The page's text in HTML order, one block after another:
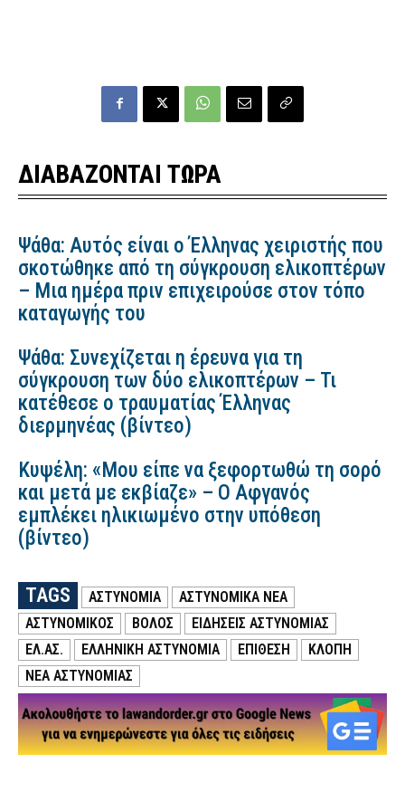
ΔΙΑΒΑΖΟΝΤΑΙ ΤΩΡΑ
Ψάθα: Αυτός είναι ο Έλληνας χειριστής που
σκοτώθηκε από τη σύγκρουση ελικοπτέρων
– Μια ημέρα πριν επιχειρούσε στον τόπο
καταγωγής του
Ψάθα: Συνεχίζεται η έρευνα για τη
σύγκρουση των δύο ελικοπτέρων – Τι
κατέθεσε ο τραυματίας Έλληνας
διερμηνέας (βίντεο)
Κυψέλη: «Μου είπε να ξεφορτωθώ τη σορό
και μετά με εκβίαζε» – Ο Αφγανός
εμπλέκει ηλικιωμένο στην υπόθεση
(βίντεο)
TAGS ΑΣΤΥΝΟΜΙΑ
ΑΣΤΥΝΟΜΙΚΑ ΝΕΑ
ΑΣΤΥΝΟΜΙΚΟΣ
ΒΟΛΟΣ
ΕΙΔΗΣΕΙΣ ΑΣΤΥΝΟΜΙΑΣ
ΕΛ.ΑΣ.
ΕΛΛΗΝΙΚΗ ΑΣΤΥΝΟΜΙΑ ΕΠΙΘΕΣΗ
ΚΛΟΠΗ
ΝΕΑ ΑΣΤΥΝΟΜΙΑΣ